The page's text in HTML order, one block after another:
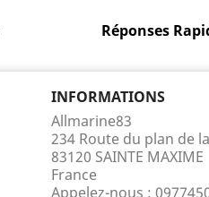
Réponses
INFORMATIONS
Allmarine83
234 Route du plan de
83120 SAINTE MAXIME
France
Appelez-nous :